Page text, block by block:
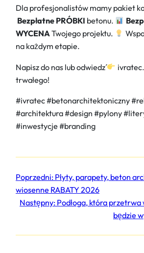
Dla profesjonalistów mamy pakiet
Bezpłatne PRÓBKI betonu.
WYCENATwojego projektu.
na każdym etapie.
Napisz do nas lub odwiedź
trwałego!
#ivratec #betonarchitektoniczny
#architektura #design #pylony
#inwestycje #branding
Poprzedni: Płyty, parapety, beton
wiosenne RABATY 2026
Następny: Podłoga, która przetrwa
będzie